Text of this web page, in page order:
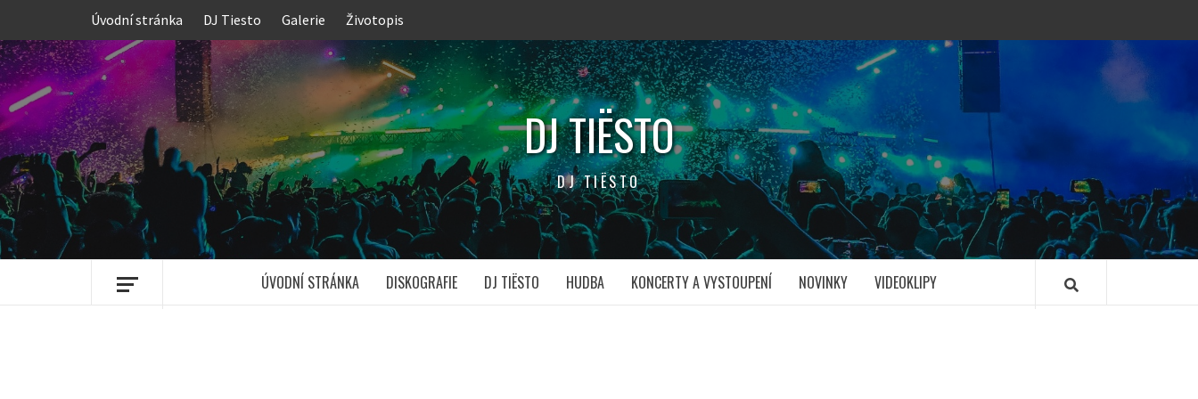
content
Úvodní stránka DJ Tiesto Galerie Životopis
DJ TIËSTO
DJ TIËSTO
ÚVODNÍ STRÁNKA DISKOGRAFIE DJ TIËSTO HUDBA KONCERTY A VYSTOUPENÍ NOVINKY VIDEOKLIPY